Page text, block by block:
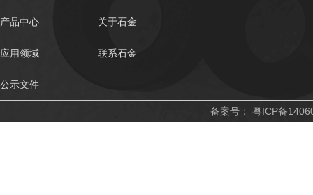
产品中心 关于石金
应用领域 联系石金
公示文件
备案号： 粤ICP备